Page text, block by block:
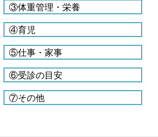
③体重管理・栄養
④育児
⑤仕事・家事
⑥受診の目安
⑦その他